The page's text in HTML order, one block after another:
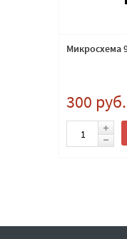
Микросхема
300 руб.